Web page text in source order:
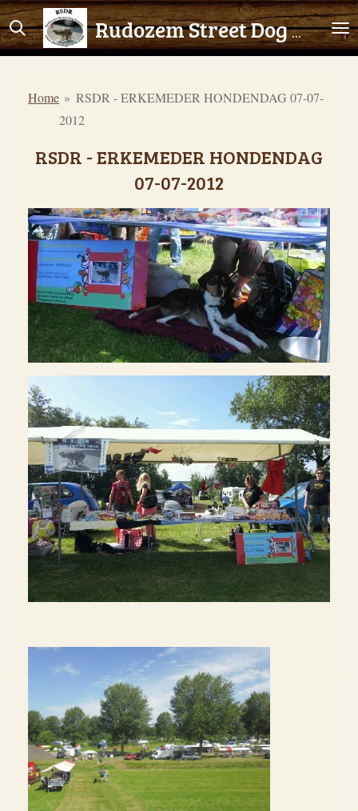
Ga
direct
hoofdinhoud
Rudozem Street Dog Rescue
Home » RSDR - ERKEMEDER HONDENDAG 07-07-
2012
RSDR - ERKEMEDER HONDENDAG
07-07-2012